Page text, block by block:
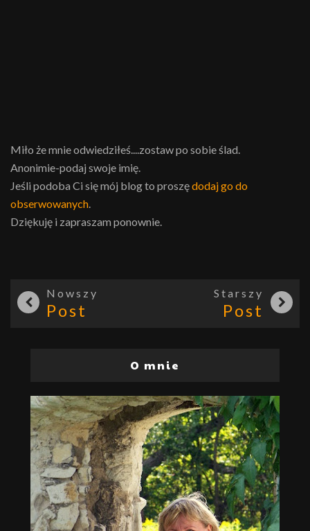
Miło że mnie odwiedziłeś....zostaw po sobie ślad.
Anonimie-podaj swoje imię.
Jeśli podoba Ci się mój blog to proszędodaj go do
obserwowanych.
Dziękuję i zapraszam ponownie.
Nowszy
Post
Starszy
Post
O mnie